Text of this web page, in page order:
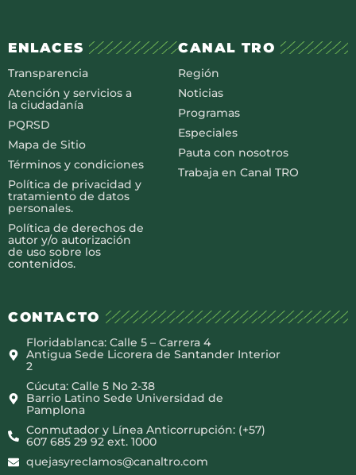
ENLACES
Transparencia
Atención y servicios a
la ciudadanía
PQRSD
Mapa de Sitio
Términos y condiciones
Política de privacidad y
tratamiento de datos
personales.
Política de derechos de
autor y/o autorización
de uso sobre los
contenidos.
CANAL TRO
Región
Noticias
Programas
Especiales
Pauta con nosotros
Trabaja en Canal TRO
CONTACTO
Floridablanca: Calle 5 – Carrera 4
Antigua Sede Licorera de Santander Interior
2
Cúcuta: Calle 5 No 2-38
Barrio Latino Sede Universidad de
Pamplona
Conmutador y Línea Anticorrupción: (+57)
607 685 29 92 ext. 1000
quejasyreclamos@canaltro.com